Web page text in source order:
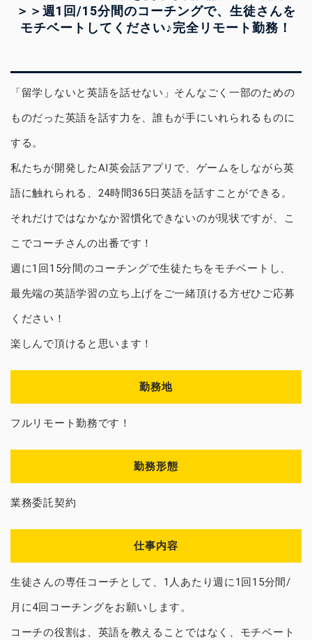
＞＞週1回/15分間のコーチングで、生徒さんを
モチベートしてください♪完全リモート勤務！
「留学しないと英語を話せない」そんなごく一部のための
ものだった英語を話す力を、誰もが手にいれられるものに
する。
私たちが開発したAI英会話アプリで、ゲームをしながら英
語に触れられる、24時間365日英語を話すことができる。
それだけではなかなか習慣化できないのが現状ですが、こ
こでコーチさんの出番です！
週に1回15分間のコーチングで生徒たちをモチベートし、
最先端の英語学習の立ち上げをご一緒頂ける方ぜひご応募
ください！
楽しんで頂けると思います！
勤務地
フルリモート勤務です！
勤務形態
業務委託契約
仕事内容
生徒さんの専任コーチとして、1人あたり週に1回15分間/
月に4回コーチングをお願いします。
コーチの役割は、英語を教えることではなく、モチベート